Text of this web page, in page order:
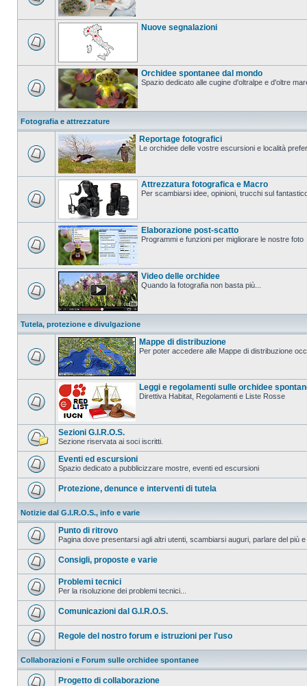
Nuove segnalazioni
Orchidee spontanee dal mondo
Spazio dedicato alle cugine d'oltralpe e d'oltre
Fotografia e attrezzature
Reportage fotografici
Le orchidee delle vostre escursioni e località
Attrezzatura fotografica e Macro
Per scambiarsi idee, opinioni, trucchi sul
Elaborazione post-scatto
Programmi e funzioni per migliorare le nostre foto
Video delle orchidee
Quando la fotografia non basta più...
Tutela, protezione e divulgazione
Mappe di distribuzione
Per poter accedere alle Mappe di distribuzione
Leggi e regolamenti sulle orchidee
Direttiva Habitat, Regolamenti e Liste Rosse
Sezioni G.I.R.O.S.
Sezione riservata ai soci iscritti.
Eventi ed escursioni
Spazio dedicato a pubblicizzare mostre, eventi ed escursioni
Protezione, denunce e interventi di tutela
Notizie dal G.I.R.O.S., info e varie
Punto di ritrovo
Pagina dove presentarsi agli altri utenti, scambiarsi auguri, parlare del più
Consigli, proposte e varie
Problemi tecnici
Per la risoluzione dei problemi tecnici...
Comunicazioni dal G.I.R.O.S.
Regole del nostro forum e istruzioni per l'uso
Collaborazioni e Forum sulle orchidee spontanee
Progetto di collaborazione